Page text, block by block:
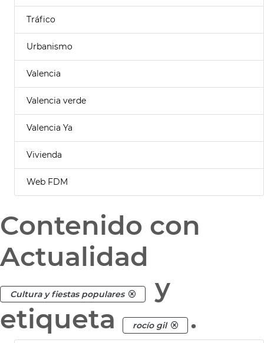
Tráfico
Urbanismo
Valencia
Valencia verde
Valencia Ya
Vivienda
Web FDM
Contenido con
Actualidad
Cultura y fiestas populares
y
etiqueta
rocío gil .